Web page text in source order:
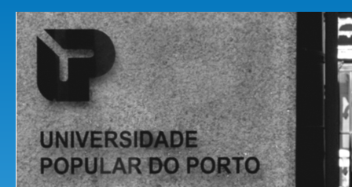
Universidade
Popular do
Porto
Associação
Cultural